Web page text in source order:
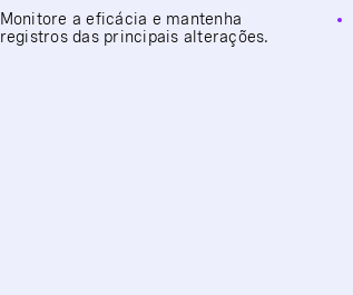
Monitore a eficácia e mantenha
registros das principais alterações.